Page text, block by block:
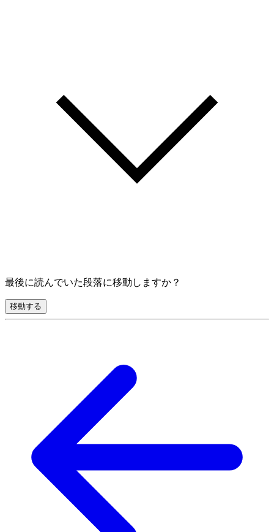
最後に読んでいた段落に移動しますか？
移動する